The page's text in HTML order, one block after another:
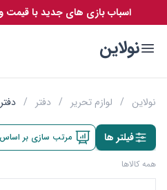
اسباب بازی های جدید با قیمت
نولاین
نولاین / لوازم تحریر / دفتر /
فیلتر ها مرتب سازی بر
همه کالاها